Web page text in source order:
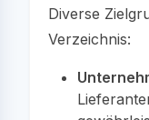
Diverse
Verzeichnis: